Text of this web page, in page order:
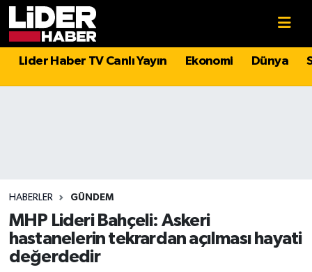
Lider Haber TV Canlı Yayın Ekonomi Dünya
HABERLER GÜNDEM
MHP Lideri Bahçeli: Askeri
hastanelerin tekrardan açılması hayati
değerdedir
Politika
Magazin
Spor
Sağlık
Hava Durumu
Süper Lig Puan Durumu ve Fikstür
Tüm Manşetler
Son Dakika Haberleri